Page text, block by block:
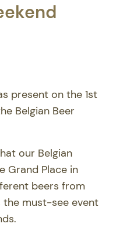
present on the 1st
Belgian Beer
our Belgian
Grand Place in
beers from
the must-see event